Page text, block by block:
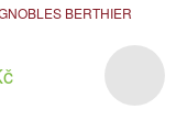
BERTHIER